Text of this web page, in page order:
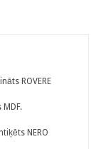
ROVERE
NERO